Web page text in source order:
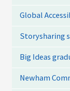
Global
Storysharing
Big Ideas
Newham